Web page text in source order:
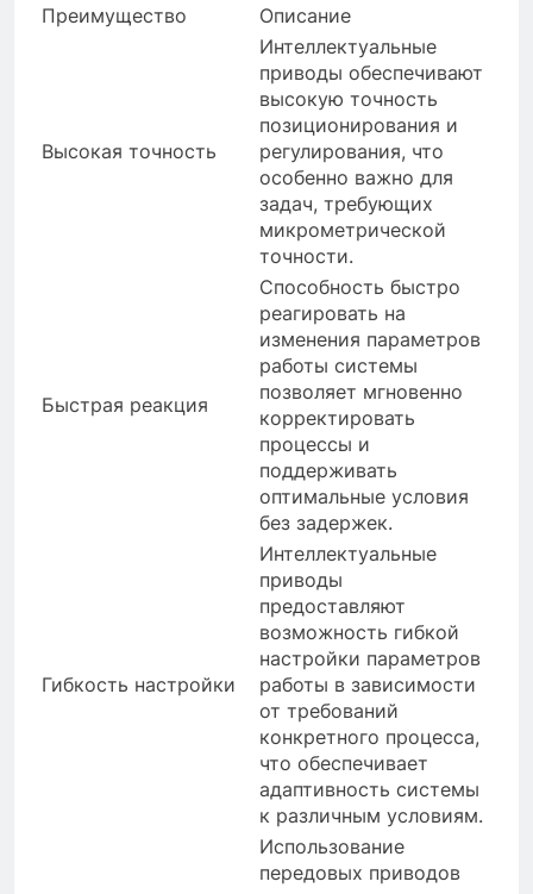
Преимущество Описание
Высокая точность
Интеллектуальные
приводы обеспечивают
высокую точность
позиционирования и
регулирования, что
особенно важно для
задач, требующих
микрометрической
точности.
Быстрая реакция
Способность быстро
реагировать на
изменения параметров
работы системы
позволяет мгновенно
корректировать
процессы и
поддерживать
оптимальные условия
без задержек.
Гибкость настройки
Интеллектуальные
приводы
предоставляют
возможность гибкой
настройки параметров
работы в зависимости
от требований
конкретного процесса,
что обеспечивает
адаптивность системы
к различным условиям.
Использование
передовых приводов